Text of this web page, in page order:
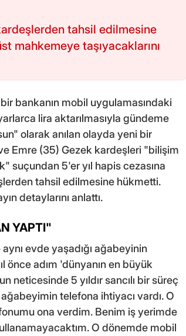
tahsil edilmesine
mahkemeye taşıyacaklarını
bankanın mobil uygulamasındaki
lira aktarılmasıyla gündeme
olarak anılan olayda yeni bir
Emre (35) Gezek kardeşleri "bilişim
suçundan 5'er yıl hapis cezasına
tahsil edilmesine hükmetti.
detaylarını anlattı.
YAPTI"
evde yaşadığı ağabeyinin
önce adım 'dünyanın en büyük
neticesinde 5 yıldır sancılı bir süreç
telefona ihtiyacı vardı. O
ona verdim. Benim iş yerimde
O dönemde mobil